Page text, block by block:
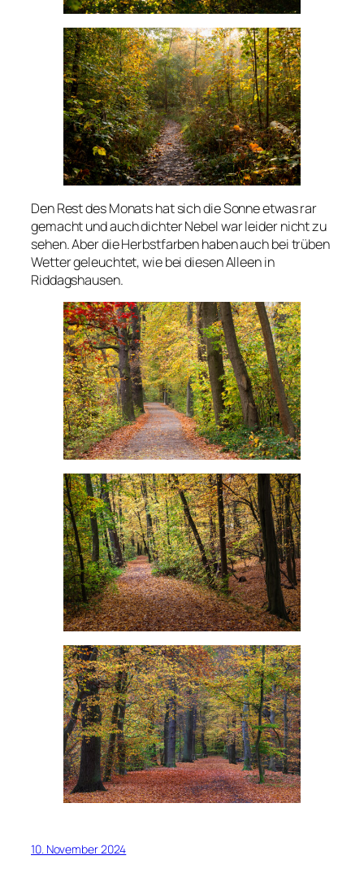
Den Rest des Monats hat sich die Sonne etwas rar
gemacht und auch dichter Nebel war leider nicht zu
sehen. Aber die Herbstfarben haben auch bei trüben
Wetter geleuchtet, wie bei diesen Alleen in
Riddagshausen.
10. November 2024